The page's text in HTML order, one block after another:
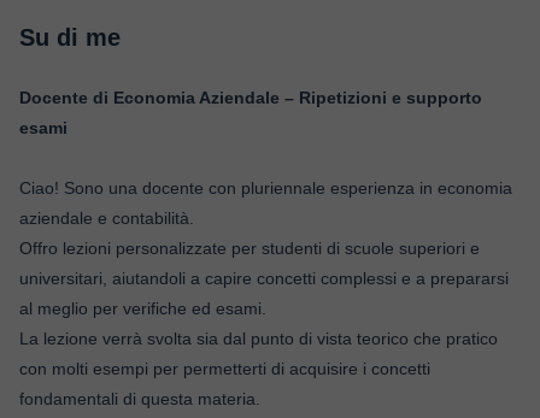
Su di me
Docente di Economia Aziendale – Ripetizioni e supporto
esami
Ciao! Sono una docente con pluriennale esperienza in economia
aziendale e contabilità.
Offro lezioni personalizzate per studenti di scuole superiori e
universitari, aiutandoli a capire concetti complessi e a prepararsi
al meglio per verifiche ed esami.
La lezione verrà svolta sia dal punto di vista teorico che pratico
con molti esempi per permetterti di acquisire i concetti
fondamentali di questa materia.